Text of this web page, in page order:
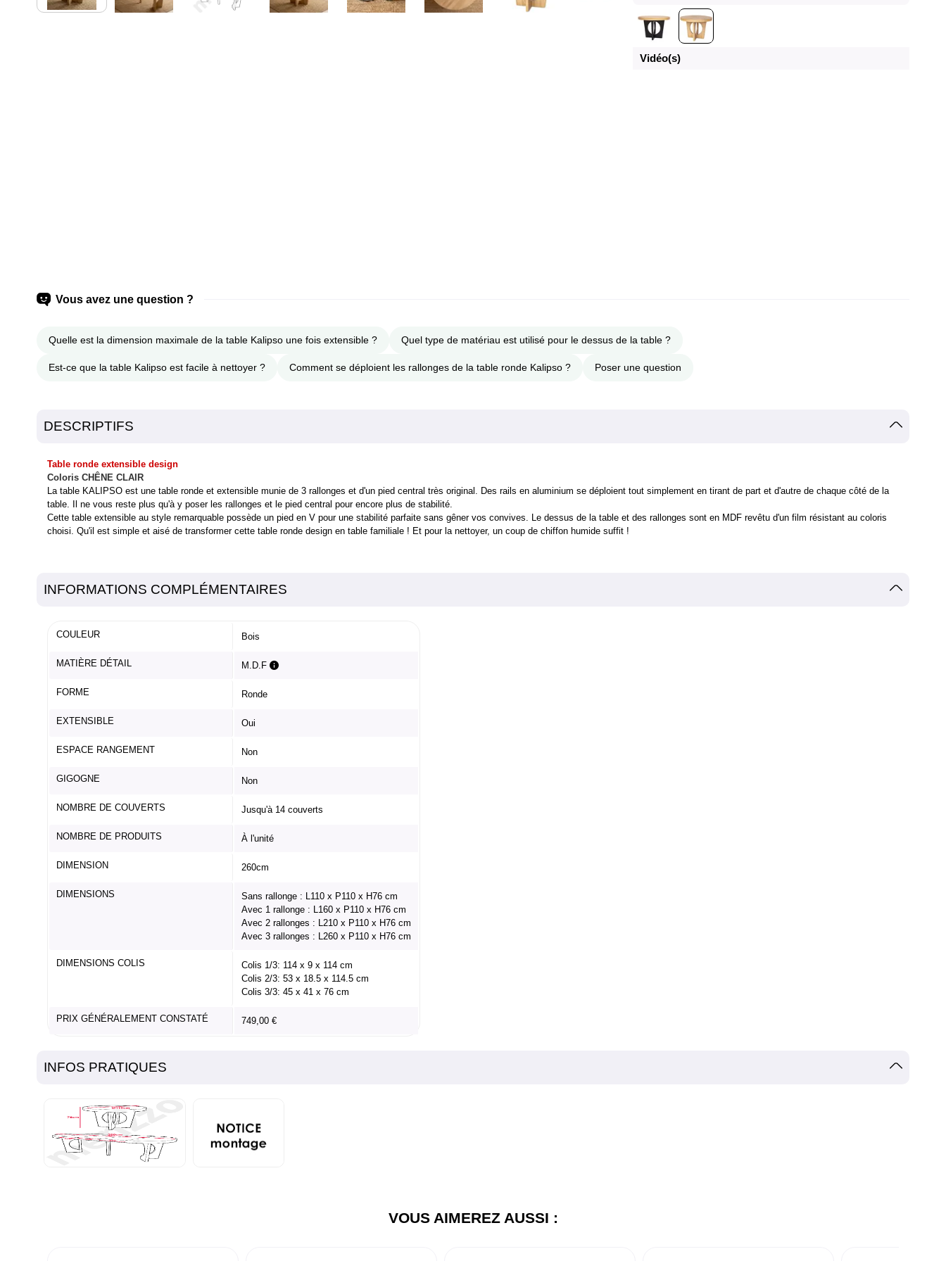
Vidéo(s)
Vous avez une question ?
Quelle est la dimension maximale de la table Kalipso une fois extensible ? Quel type de matériau est utilisé pour le dessus de la table ?
Est-ce que la table Kalipso est facile à nettoyer ? Comment se déploient les rallonges de la table ronde Kalipso ? Poser une question
DESCRIPTIFS
Table ronde extensible design
Coloris CHÊNE CLAIR
La table KALIPSO est une table ronde et extensible munie de 3 rallonges et d'un pied central très original. Des rails en aluminium se déploient tout simplement en tirant de part et d'autre de chaque côté de la
table. Il ne vous reste plus qu'à y poser les rallonges et le pied central pour encore plus de stabilité.
Cette table extensible au style remarquable possède un pied en V pour une stabilité parfaite sans gêner vos convives. Le dessus de la table et des rallonges sont en MDF revêtu d'un film résistant au coloris
choisi. Qu'il est simple et aisé de transformer cette table ronde design en table familiale ! Et pour la nettoyer, un coup de chiffon humide suffit !
INFORMATIONS COMPLÉMENTAIRES
COULEUR Bois
MATIÈRE DÉTAIL M.D.F
FORME Ronde
EXTENSIBLE Oui
ESPACE RANGEMENT Non
GIGOGNE Non
NOMBRE DE COUVERTS Jusqu'à 14 couverts
NOMBRE DE PRODUITS À l'unité
DIMENSION 260cm
DIMENSIONS
Sans rallonge : L110 x P110 x H76 cm
Avec 1 rallonge : L160 x P110 x H76 cm
Avec 2 rallonges : L210 x P110 x H76 cm
Avec 3 rallonges : L260 x P110 x H76 cm
DIMENSIONS COLIS
Colis 1/3: 114 x 9 x 114 cm
Colis 2/3: 53 x 18.5 x 114.5 cm
Colis 3/3: 45 x 41 x 76 cm
PRIX GÉNÉRALEMENT CONSTATÉ 749,00 €
INFOS PRATIQUES
VOUS AIMEREZ AUSSI :